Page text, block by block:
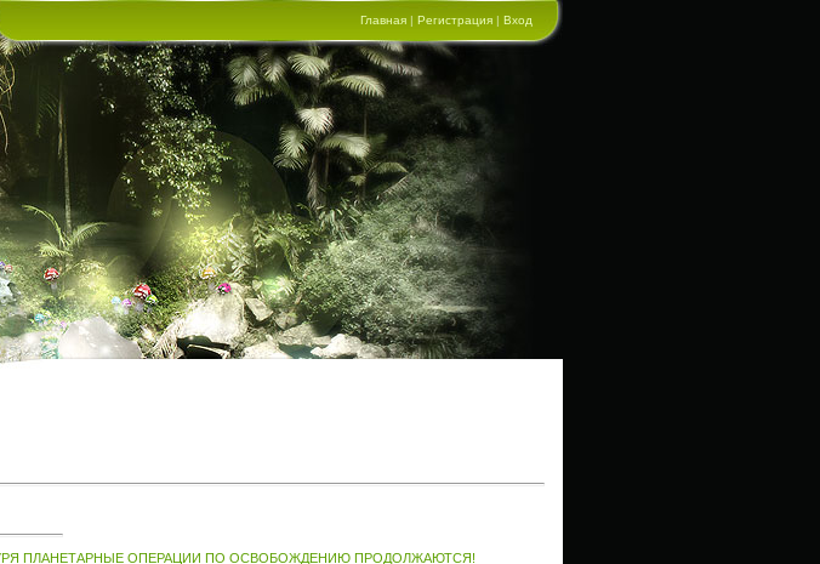
Главная | Регистрация | Вход
ПЛАНЕТАРНЫЕ ОПЕРАЦИИ ПО ОСВОБОЖДЕНИЮ ПРОДОЛЖАЮТСЯ!